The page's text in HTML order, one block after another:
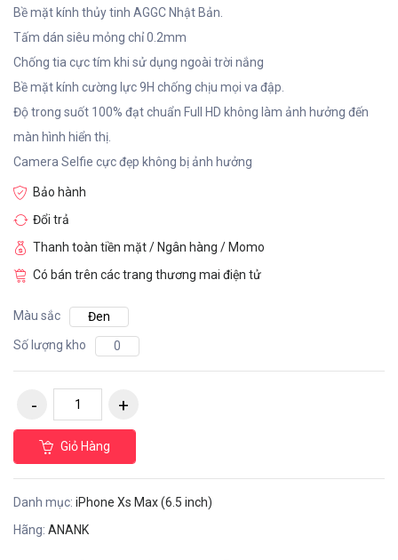
Bề mặt kính thủy tinh AGGC Nhật Bản.
Tấm dán siêu mỏng chỉ 0.2mm
Chống tia cực tím khi sử dụng ngoài trời nắng
Bề mặt kính cường lực 9H chống chịu mọi va đập.
Độ trong suốt 100% đạt chuẩn Full HD không làm ảnh hưởng đến
màn hình hiển thị.
Camera Selfie cực đẹp không bị ảnh hưởng
Bảo hành
Đổi trả
Thanh toàn tiền mặt / Ngân hàng / Momo
Có bán trên các trang thương mai điện tử
Màu sắc
Đen
Số lượng kho
0
Giỏ Hàng
Danh mục: iPhone Xs Max (6.5 inch)
Hãng: ANANK